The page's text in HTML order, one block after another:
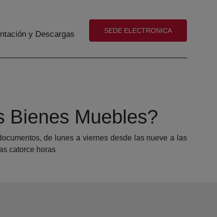
y Descargas (abre en nueva ventana)
SEDE ELECTRONICA
Bienes Muebles?
de lunes a viernes desde las nueve a las
catorce horas